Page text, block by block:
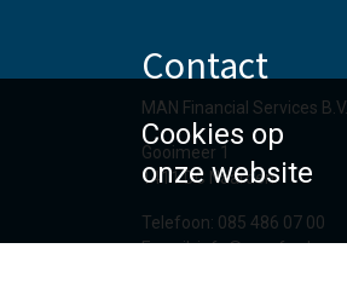
Contact
MAN Financial Services B.V.
Gooimeer 1
1411 DC Naarden
Telefoon: 085 486 07 00
E-mail: info@manfs.nl
Cookies op
onze website